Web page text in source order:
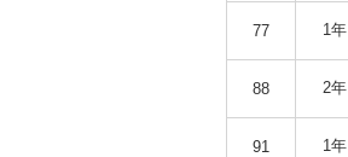
77 1年
88 2年
91 1年